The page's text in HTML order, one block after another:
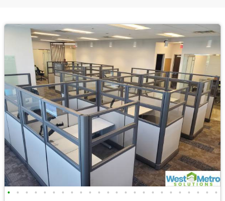
• • • • • • • • • • • • • • • • • • • • • • • •